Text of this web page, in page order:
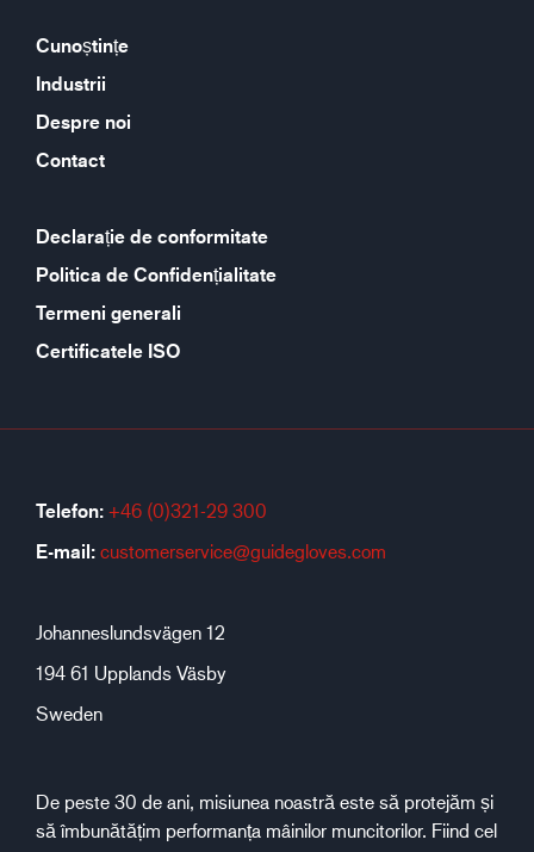
Cunoștințe
Industrii
Despre noi
Contact
Declarație de conformitate
Politica de Confidențialitate
Termeni generali
Certificatele ISO
Telefon: +46 (0)321-29 300
E-mail: customerservice@guidegloves.com
Johanneslundsvägen 12
194 61 Upplands Väsby
Sweden
De peste 30 de ani, misiunea noastră este să protejăm și
să îmbunătățim performanța mâinilor muncitorilor. Fiind cel